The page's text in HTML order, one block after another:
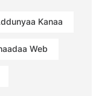
Kanaa
Web